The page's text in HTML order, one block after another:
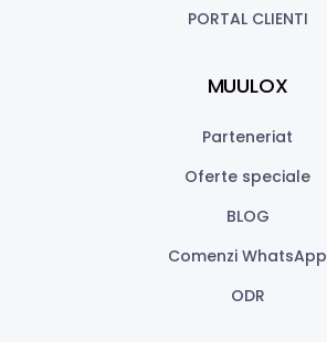
PORTAL CLIENTI
MUULOX
Parteneriat
Oferte speciale
BLOG
Comenzi WhatsApp
ODR